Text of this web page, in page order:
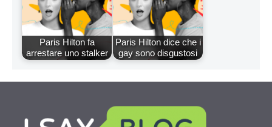
Paris Hilton fa
arrestare uno stalker
Paris Hilton dice che i
gay sono disgustosi